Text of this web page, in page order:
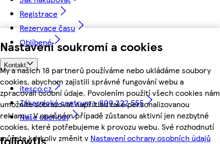
Nastavení soukromí a cookies
My a našich 18 partnerů používáme nebo ukládáme soubory
cookies, abychom zajistili správné fungování webu a
zpracovali osobní údaje. Povolením použití všech cookies nám
umožníte zobrazovat například také personalizovanou
reklamu. V opačném případě zůstanou aktivní jen nezbytné
cookies, které potřebujeme k provozu webu. Své rozhodnutí
můžete kdykoliv změnit v Nastavení ochrany osobních údajů
Registrace
Rezervace času
Oblíbené
Kontakt
itesco.cz
Zákaznické centrum - 800 222 555
Naše obchody
followUs